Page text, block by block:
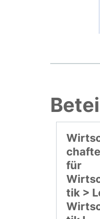
für
tik >